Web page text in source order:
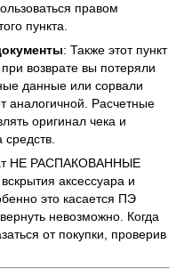
правом
пункта.
: Также этот пункт
возврате вы потеряли
данные или сорвали
аналогичной. Расчетные
оригинал чека и
средств.
НЕ РАСПАКОВАННЫЕ
аксессуара и
это касается ПЭ
невозможно. Когда
от покупки, проверив